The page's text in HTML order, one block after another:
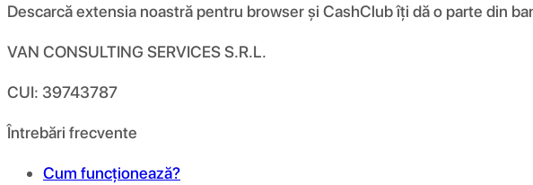
Descarcă extensia noastră pentru browser și CashClub îți dă o parte din
VAN CONSULTING SERVICES S.R.L.
CUI: 39743787
Întrebări frecvente
Cum funcționează?